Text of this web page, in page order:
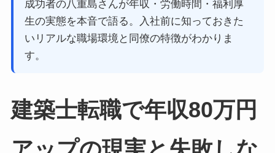
成功者の八重島さんが年収・労働時間・福利厚
生の実態を本音で語る。入社前に知っておきた
いリアルな職場環境と同僚の特徴がわかりま
す。
建築士転職で年収80万円